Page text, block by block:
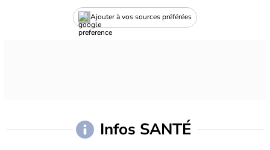
Ajouter à vos sources préférées
Infos SANTÉ